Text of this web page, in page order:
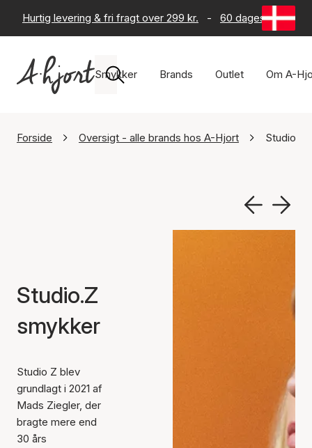
Hurtig levering & fri fragt over 299 kr. - 60 dages returret
Smykker Brands Outlet Om A-
Forside Oversigt - alle brands hos A-Hjort Studio.Z
Studio.Z
smykker
Studio Z blev
grundlagt i 2021 af
Mads Ziegler, der
bragte mere end
30 års